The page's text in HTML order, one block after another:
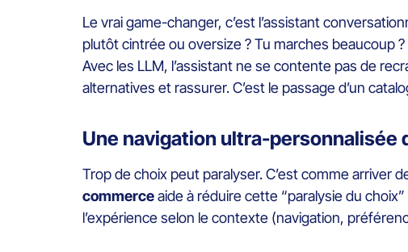
Le vrai game-changer, c’est l’assistant
plutôt cintrée ou oversize ? Tu marches beaucoup ?
Avec les LLM, l’assistant ne se contente pas de
alternatives et rassurer. C’est le passage d’un
Une navigation ultra-personnalisée
Trop de choix peut paralyser. C’est comme arriver
commerceaide à réduire cette “paralysie du
l’expérience selon le contexte (navigation,